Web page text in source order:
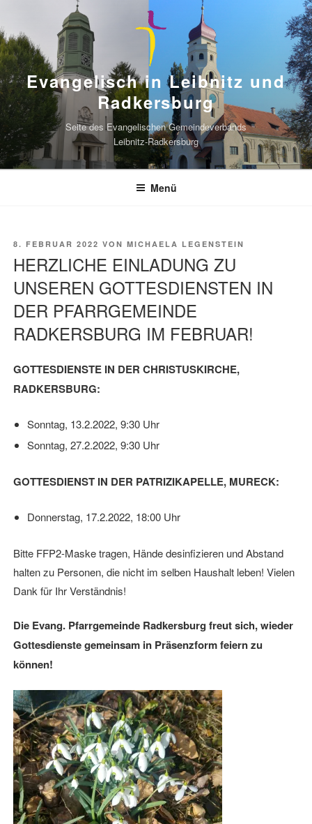
Inhalt
springen
Evangelisch in Leibnitz und
Radkersburg
Seite des Evangelischen Gemeindeverbands
Leibnitz-Radkersburg
Menü
VERÖFFENTLICHT
8. FEBRUAR 2022 VONMICHAELA LEGENSTEIN
HERZLICHE EINLADUNG ZU
UNSEREN GOTTESDIENSTEN IN
DER PFARRGEMEINDE
RADKERSBURG IM FEBRUAR!
GOTTESDIENSTE IN DER CHRISTUSKIRCHE,
RADKERSBURG:
Sonntag, 13.2.2022, 9:30 Uhr
Sonntag, 27.2.2022, 9:30 Uhr
GOTTESDIENST IN DER PATRIZIKAPELLE, MURECK:
Donnerstag, 17.2.2022, 18:00 Uhr
Bitte FFP2-Maske tragen, Hände desinfizieren und Abstand
halten zu Personen, die nicht im selben Haushalt leben! Vielen
Dank für Ihr Verständnis!
Die Evang. Pfarrgemeinde Radkersburg freut sich, wieder
Gottesdienste gemeinsam in Präsenzform feiern zu
können!